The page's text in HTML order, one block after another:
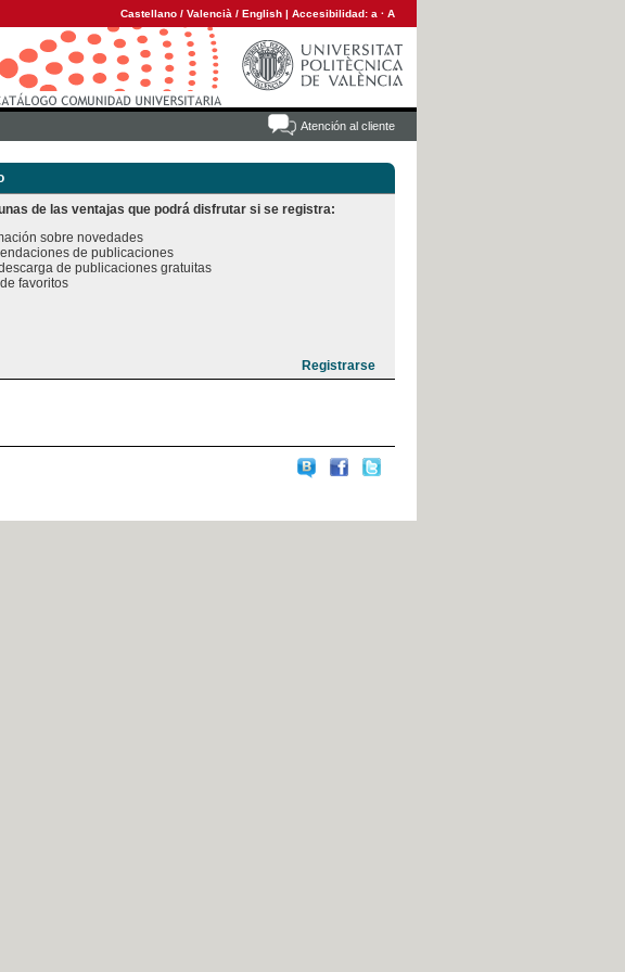
Castellano / Valencià / English | Accesibilidad: a · A
Atención al cliente
de las ventajas que podrá disfrutar si se registra:
sobre novedades
de publicaciones
de publicaciones gratuitas